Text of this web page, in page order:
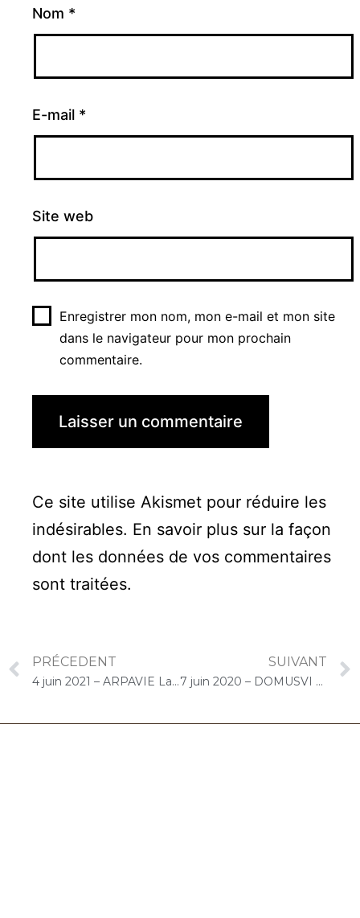
Nom *
E-mail *
Site web
Enregistrer mon nom, mon e-mail et mon site
dans le navigateur pour mon prochain
commentaire.
Ce site utilise Akismet pour réduire les
indésirables. En savoir plus sur la façon
dont les données de vos commentaires
sont traitées.
PRÉCEDENT
4 juin 2021 – ARPAVIE La Vallée aux Renards (L’Haÿ-les-Roses) : Concert « Cello Solo » Chantons les mamans
SUIVANT
7 juin 2020 – DOMUSVI Granger (Draveil) : Concert « Duo Cello/Piano »